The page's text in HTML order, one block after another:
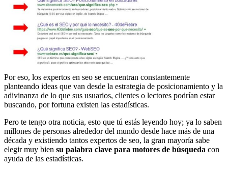
Por eso, los expertos en seo se encuentran constantemente
planteando ideas que van desde la estrategia de posicionamiento y la
adivinanza de lo que sus usuarios, clientes o lectores podrían estar
buscando, por fortuna existen las estadísticas.
Pero te tengo otra noticia, esto que tú estás leyendo hoy; ya lo saben
millones de personas alrededor del mundo desde hace más de una
década y existiendo tantos expertos de seo, la gran mayoría sabe
elegir muy bien su palabra clave para motores de búsqueda con
ayuda de las estadísticas.